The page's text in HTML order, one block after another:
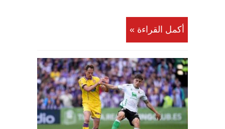
أكمل القراءة »